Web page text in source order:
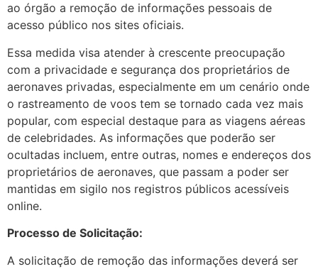
ao órgão a remoção de informações pessoais de
acesso público nos sites oficiais.
Essa medida visa atender à crescente preocupação
com a privacidade e segurança dos proprietários de
aeronaves privadas, especialmente em um cenário onde
o rastreamento de voos tem se tornado cada vez mais
popular, com especial destaque para as viagens aéreas
de celebridades. As informações que poderão ser
ocultadas incluem, entre outras, nomes e endereços dos
proprietários de aeronaves, que passam a poder ser
mantidas em sigilo nos registros públicos acessíveis
online.
Processo de Solicitação:
A solicitação de remoção das informações deverá ser